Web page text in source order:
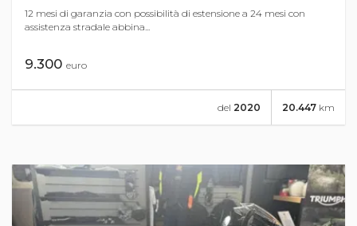
12 mesi di garanzia con possibilità di estensione a 24 mesi con
assistenza stradale abbina...
9.300 euro
20.447 km
del 2020